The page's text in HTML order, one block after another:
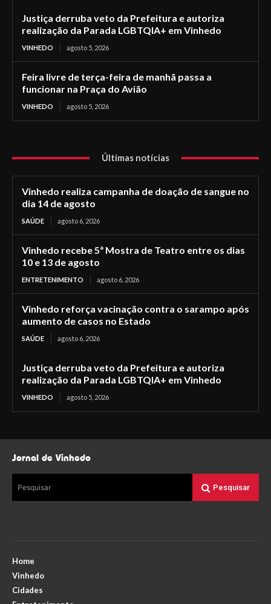
Justiça derruba veto da Prefeitura e autoriza
realização da Parada LGBTQIA+ em Vinhedo
VINHEDO agosto 5, 2026
Feira livre de terça-feira de manhã passa a
funcionar na Praça do Avião
VINHEDO agosto 5, 2026
Últimas notícias
Vinhedo realiza campanha de doação de sangue no
dia 14 de agosto
SAÚDE agosto 6, 2026
Vinhedo recebe 5ª Mostra de Teatro entre os dias
10 e 13 de agosto
ENTRETENIMENTO agosto 6, 2026
Vinhedo reforça vacinação contra o sarampo após
aumento de casos no Estado
SAÚDE agosto 6, 2026
Justiça derruba veto da Prefeitura e autoriza
realização da Parada LGBTQIA+ em Vinhedo
VINHEDO agosto 5, 2026
Jornal de Vinhedo
Pesquisar Pesquisar
Home
Vinhedo
Cidades